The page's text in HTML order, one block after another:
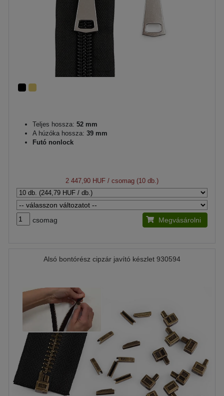
Teljes hossza: 52 mm
A húzóka hossza: 39 mm
Futó nonlock
2 447,90 HUF / csomag (10 db.)
csomag Megvásárolni
Alsó bontórész cipzár javító készlet 930594